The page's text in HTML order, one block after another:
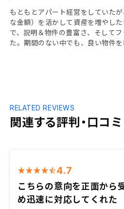
もともとアパート経営をしていた
な金額）を活かして資産を増やし
で、説明＆物件の豊富さ、そして
た。期間のない中でも、良い物件
関連する評判・口コミ
RELATED REVIEWS
4.7
こちらの意向を正面から
め迅速に対応してくれた